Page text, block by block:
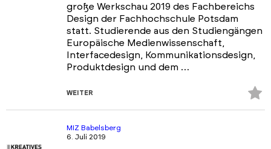
große Werkschau 2019 des Fachbereichs
Design der Fachhochschule Potsdam
statt. Studierende aus den Studiengängen
Europäische Medienwissenschaft,
Interfacedesign, Kommunikationsdesign,
Produktdesign und dem …
WEITER
MIZ Babelsberg
6. Juli 2019